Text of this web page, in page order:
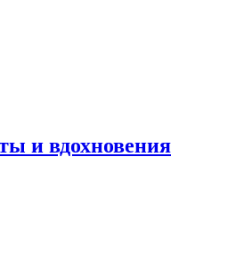
и вдохновения